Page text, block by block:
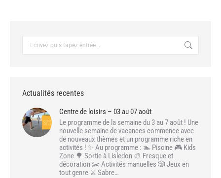
Actualités recentes
Centre de loisirs – 03 au 07 août
Le programme de la semaine du 3 au 7 août ! Une
nouvelle semaine de vacances commence avec
de nouveaux thèmes et un programme riche en
activités ! ✨ Au programme : 🏊 Piscine 🎮 Kids
Zone 🌳 Sortie à Lisledon 🎨 Fresque et
décoration ✂️ Activités manuelles 🎲 Jeux en
tout genre ⚔️ Sabre…